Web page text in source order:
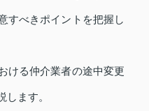
すべきポイントを把握し
ける仲介業者の途中変更
します。